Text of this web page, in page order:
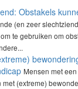
Obstakels
(en zeer
te gebruiken om
Mensen met
met (extreme)